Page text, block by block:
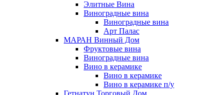
Элитные Вина
Виноградные вина
Виноградные вина
Арт Палас
МАРАН Винный Дом
Фруктовые вина
Виноградные вина
Вино в керамике
Вино в керамике
Вино в керамике п/у
Гетнатун Торговый Дом